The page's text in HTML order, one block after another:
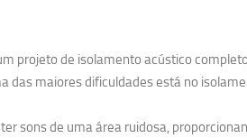
projeto de isolamento acústico
das maiores dificuldades está no
sons de uma área ruidosa,